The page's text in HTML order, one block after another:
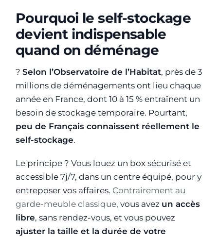
Pourquoi le self-stockage
devient indispensable
quand on déménage
? Selon l’Observatoire de l’Habitat, près de 3
millions de déménagements ont lieu chaque
année en France, dont 10 à 15 % entraînent un
besoin de stockage temporaire. Pourtant,
peu de Français connaissent réellement le
self-stockage.
Le principe ? Vous louez un box sécurisé et
accessible 7j/7, dans un centre équipé, pour y
entreposer vos affaires. Contrairement au
garde-meuble classique, vous avez un accès
libre, sans rendez-vous, et vous pouvez
ajuster la taille et la durée de votre